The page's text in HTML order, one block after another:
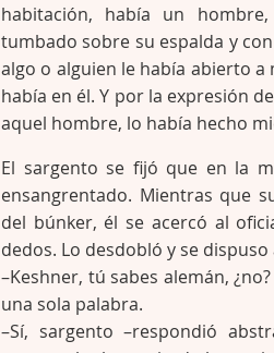
habitación, había un
tumbado sobre su espalda y
algo o alguien le había abierto
había en él. Y por la expresión
aquel hombre, lo había hecho
El sargento se fijó que en la
ensangrentado. Mientras que
del búnker, él se acercó al
dedos. Lo desdobló y se dispuso
–Keshner, tú sabes alemán,
una sola palabra.
–Sí, sargento –respondió